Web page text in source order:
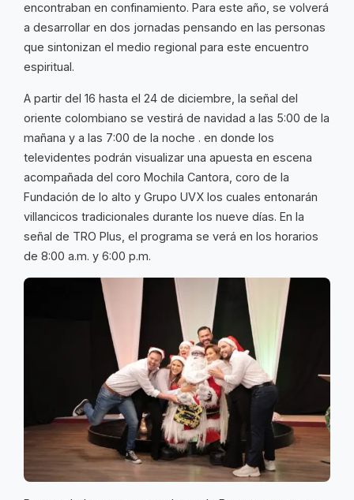
encontraban en confinamiento. Para este año, se volverá
a desarrollar en dos jornadas pensando en las personas
que sintonizan el medio regional para este encuentro
espiritual.
A partir del 16 hasta el 24 de diciembre, la señal del
oriente colombiano se vestirá de navidad a las 5:00 de la
mañana y a las 7:00 de la noche . en donde los
televidentes podrán visualizar una apuesta en escena
acompañada del coro Mochila Cantora, coro de la
Fundación de lo alto y Grupo UVX los cuales entonarán
villancicos tradicionales durante los nueve días. En la
señal de TRO Plus, el programa se verá en los horarios
de 8:00 a.m. y 6:00 p.m.